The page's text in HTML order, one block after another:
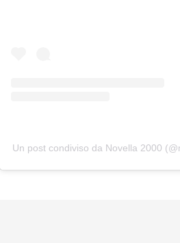
Un post condiviso da Novella 2000